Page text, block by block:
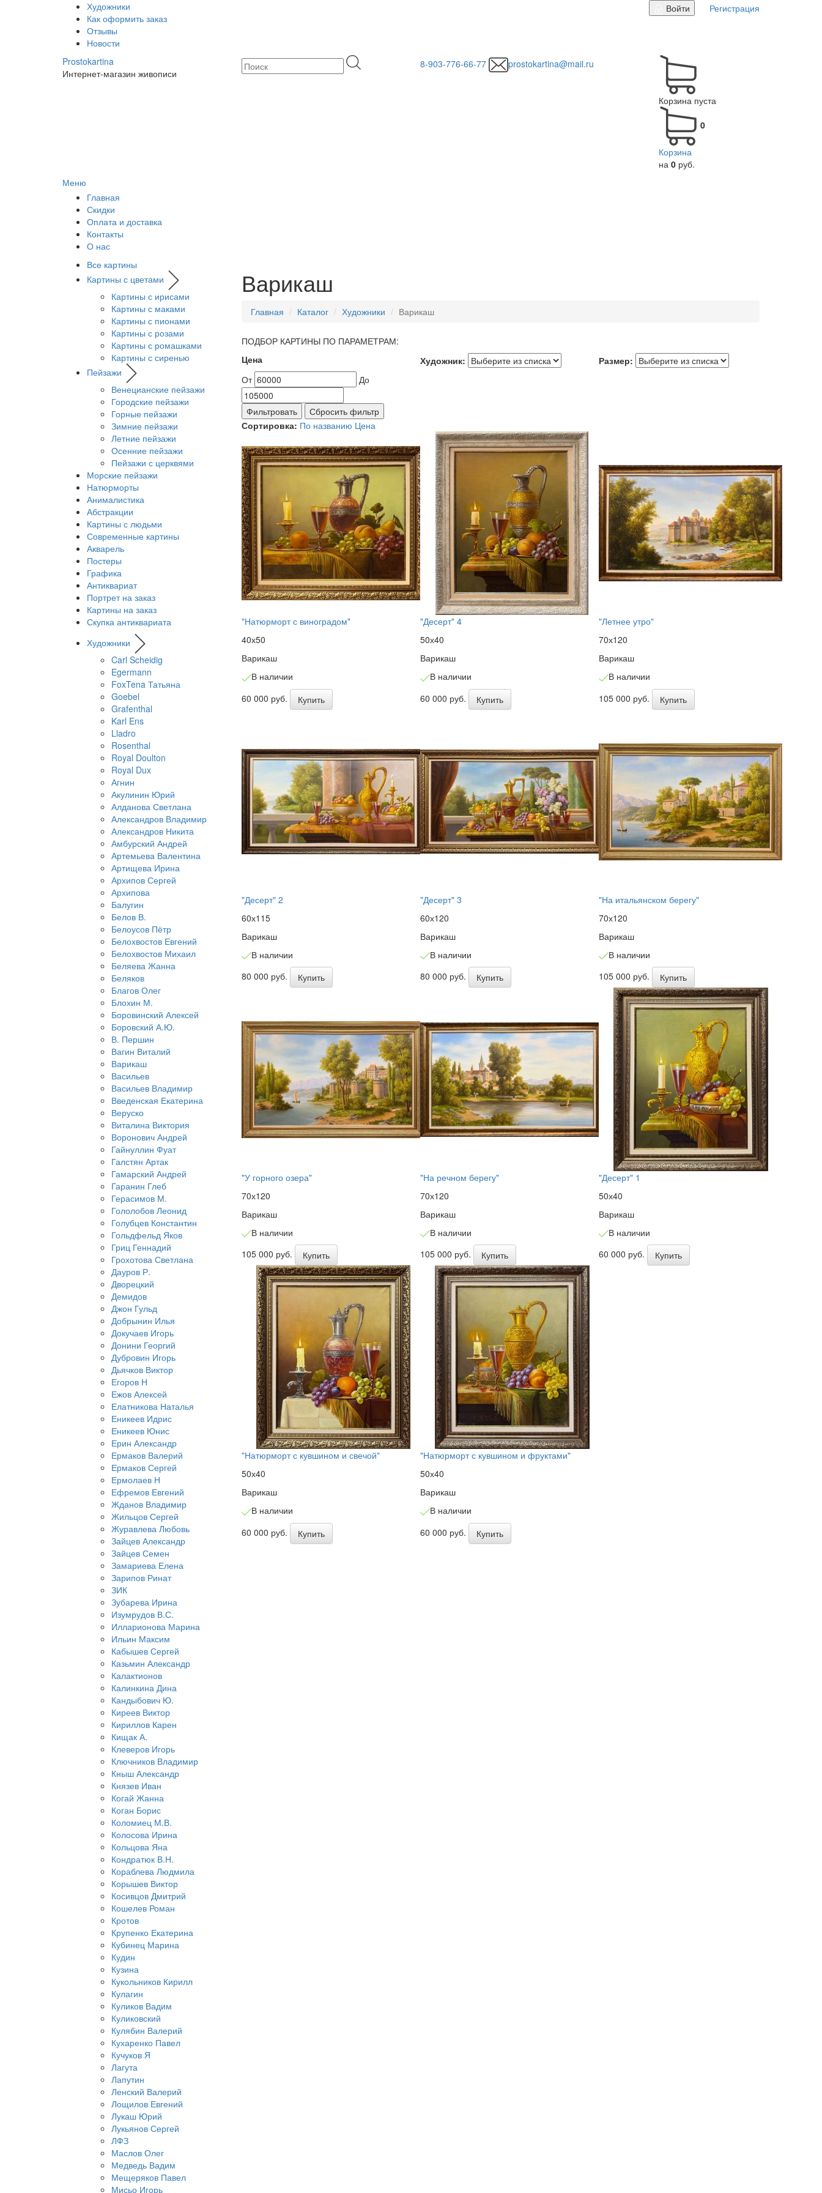
Художники
Как оформить заказ
Отзывы
Новости
Войти Регистрация
Prostokartina
Интернет-магазин живописи
8-903-776-66-77 prostokartina@mail.ru
Корзина пуста
0
Корзина
на 0 руб.
Меню
Главная
Скидки
Оплата и доставка
Контакты
О нас
Все картины
Картины с цветами
Картины с ирисами
Картины с маками
Картины с пионами
Картины с розами
Картины с ромашками
Картины с сиренью
Пейзажи
Венецианские пейзажи
Городские пейзажи
Горные пейзажи
Зимние пейзажи
Летние пейзажи
Осенние пейзажи
Пейзажи с церквями
Морские пейзажи
Натюрморты
Анималистика
Абстракции
Картины с людьми
Современные картины
Акварель
Постеры
Графика
Антиквариат
Портрет на заказ
Картины на заказ
Скупка антиквариата
Художники
Carl Scheidig
Egermann
FoxTena Татьяна
Goebel
Grafenthal
Karl Ens
Lladro
Rosenthal
Royal Doulton
Royal Dux
Агнин
Акулинин Юрий
Алданова Светлана
Александров Владимир
Александров Никита
Амбурский Андрей
Артемьева Валентина
Артищева Ирина
Архипов Сергей
Архипова
Балугин
Белов В.
Белоусов Пётр
Белохвостов Евгений
Белохвостов Михаил
Беляева Жанна
Беляков
Благов Олег
Блохин М.
Боровинский Алексей
Боровский А.Ю.
В. Першин
Вагин Виталий
Варикаш
Васильев
Васильев Владимир
Введенская Екатерина
Веруско
Виталина Виктория
Воронович Андрей
Гайнуллин Фуат
Галстян Артак
Гамарский Андрей
Гаранин Глеб
Герасимов М.
Гололобов Леонид
Голубцев Константин
Гольдфельд Яков
Гриц Геннадий
Грохотова Светлана
Дауров Р.
Дворецкий
Демидов
Джон Гульд
Добрынин Илья
Докучаев Игорь
Донини Георгий
Дубровин Игорь
Дьячков Виктор
Егоров Н
Ежов Алексей
Елатникова Наталья
Еникеев Идрис
Еникеев Юнис
Ерин Александр
Ермаков Валерий
Ермаков Сергей
Ермолаев Н
Ефремов Евгений
Жданов Владимир
Жильцов Сергей
Журавлева Любовь
Зайцев Александр
Зайцев Семен
Замариева Елена
Зарипов Ринат
ЗИК
Зубарева Ирина
Изумрудов В.С.
Илларионова Марина
Ильин Максим
Кабышев Сергей
Казьмин Александр
Калактионов
Калинкина Дина
Кандыбович Ю.
Киреев Виктор
Кириллов Карен
Кищак А.
Клеверов Игорь
Ключников Владимир
Кныш Александр
Князев Иван
Когай Жанна
Коган Борис
Коломиец М.В.
Колосова Ирина
Кольцова Яна
Кондратюк В.Н.
Кораблева Людмила
Корышев Виктор
Косивцов Дмитрий
Кошелев Роман
Кротов
Крупенко Екатерина
Кубинец Марина
Кудин
Кузина
Кукольников Кирилл
Кулагин
Куликов Вадим
Куликовский
Кулябин Валерий
Кухаренко Павел
Кучуков Я
Лагута
Лапутин
Ленский Валерий
Лощилов Евгений
Лукаш Юрий
Лукьянов Сергей
ЛФЗ
Маслов Олег
Медведь Вадим
Мещеряков Павел
Мисьо Игорь
Варикаш
Главная Каталог Художники Варикаш
ПОДБОР КАРТИНЫ ПО ПАРАМЕТРАМ:
Цена
От
До
Художник: Размер:
Фильтровать
Сбросить фильтр
Сортировка: По названию Цена
"Натюрморт с виноградом"
40х50
Варикаш
В наличии
60 000 руб.
Купить
"Десерт" 4
50х40
Варикаш
В наличии
60 000 руб.
Купить
"Летнее утро"
70х120
Варикаш
В наличии
105 000 руб.
Купить
"Десерт" 2
60х115
Варикаш
В наличии
80 000 руб.
Купить
"Десерт" 3
60х120
Варикаш
В наличии
80 000 руб.
Купить
"На итальянском берегу"
70х120
Варикаш
В наличии
105 000 руб.
Купить
"У горного озера"
70х120
Варикаш
В наличии
105 000 руб.
Купить
"На речном берегу"
70х120
Варикаш
В наличии
105 000 руб.
Купить
"Десерт" 1
50х40
Варикаш
В наличии
60 000 руб.
Купить
"Натюрморт с кувшином и свечой"
50х40
Варикаш
В наличии
60 000 руб.
Купить
"Натюрморт с кувшином и фруктами"
50х40
Варикаш
В наличии
60 000 руб.
Купить